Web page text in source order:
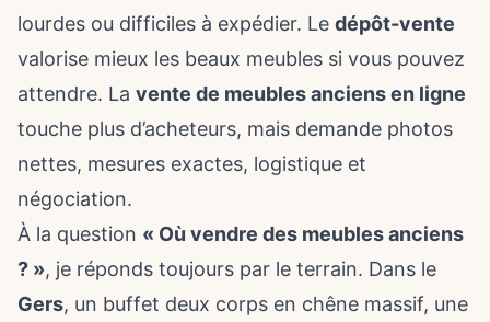
lourdes ou difficiles à expédier. Le dépôt-vente
valorise mieux les beaux meubles si vous pouvez
attendre. La vente de meubles anciens en ligne
touche plus d’acheteurs, mais demande photos
nettes, mesures exactes, logistique et
négociation.
À la question « Où vendre des meubles anciens
? », je réponds toujours par le terrain. Dans le
Gers, un buffet deux corps en chêne massif, une